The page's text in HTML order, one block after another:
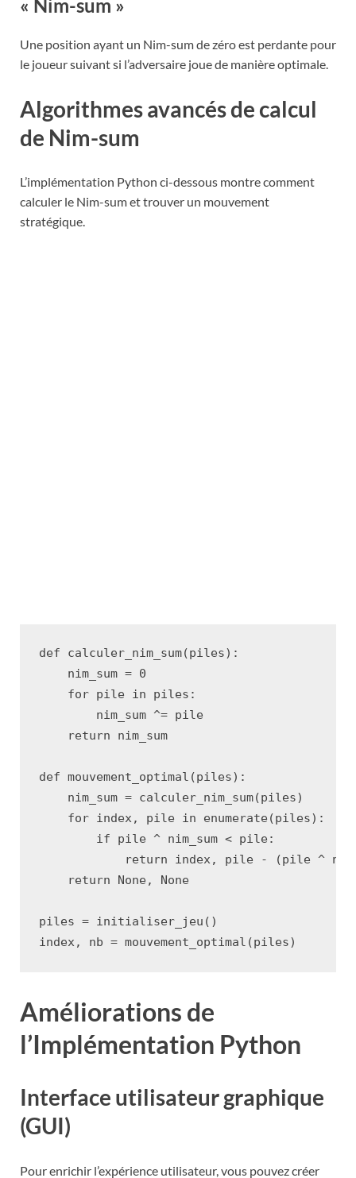
« Nim-sum »
Une position ayant un Nim-sum de zéro est perdante pour
le joueur suivant si l’adversaire joue de manière optimale.
Algorithmes avancés de calcul
de Nim-sum
L’implémentation Python ci-dessous montre comment
calculer le Nim-sum et trouver un mouvement
stratégique.
def calculer_nim_sum(piles):
nim_sum = 0
for pile in piles :
nim_sum ^= pile
return
nim_sum
def mouvement_optimal (piles):
nim_sum = calculer_nim_sum(piles)
for index, pile in enumerate (piles):
if
pile ^ nim_sum < pile :
return
index, pile - (pile ^
return
None , None
piles = initialiser_jeu ()
index, nb = mouvement_optimal (piles)
Améliorations de
l’Implémentation Python
Interface utilisateur graphique
(GUI)
Pour enrichir l’expérience utilisateur, vous pouvez créer